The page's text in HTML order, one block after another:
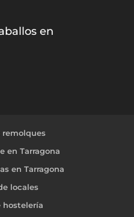
en
remolques
en Tarragona
en Tarragona
locales
hostelería